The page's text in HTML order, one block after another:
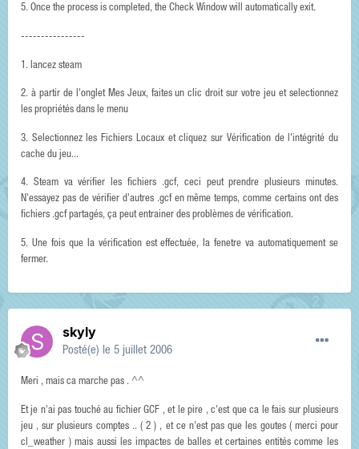
5. Once the process is completed, the Check Window will automatically exit.
----------------
1. lancez steam
2. à partir de l'onglet Mes Jeux, faites un clic droit sur votre jeu et selectionnez
les propriétés dans le menu
3. Selectionnez les Fichiers Locaux et cliquez sur Vérification de l'intégrité du
cache du jeu...
4. Steam va vérifier les fichiers .gcf, ceci peut prendre plusieurs minutes.
N'essayez pas de vérifier d'autres .gcf en même temps, comme certains ont des
fichiers .gcf partagés, ça peut entrainer des problèmes de vérification.
5. Une fois que la vérification est effectuée, la fenetre va automatiquement se
fermer.
skyly
Posté(e) le 5 juillet 2006
Meri , mais ca marche pas . ^^
Et je n'ai pas touché au fichier GCF , et le pire , c'est que ca le fais sur plusieurs
jeu , sur plusieurs comptes .. ( 2 ) , et ce n'est pas que les goutes ( merci pour
cl_weather ) mais aussi les impactes de balles et certaines entités comme les